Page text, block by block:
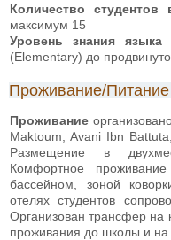
Количество студентов
максимум 15
Уровень знания языка
(Elementary) до
Проживание/Питание
Проживание
Maktoum, Avani Ibn
Размещение в
Комфортное
бассейном, зоной
отелях студентов
Организован трансфер на
проживания до школы и на